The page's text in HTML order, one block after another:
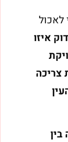
איזו